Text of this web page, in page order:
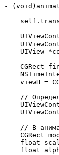
-
UIView
CGRect
viewH =
//
// В
CGRect
float
float